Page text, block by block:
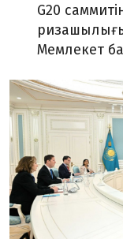
G20
Мемлекет